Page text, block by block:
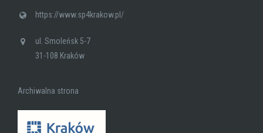
https://www.sp4krakow.pl/
ul. Smoleńsk 5-7
31-108 Kraków
Archiwalna strona